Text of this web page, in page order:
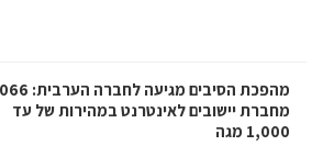
מהפכת הסיבים מגיעה לחברה הערבית: 066
מחברת יישובים לאינטרנט במהירות של עד
1,000 מגה